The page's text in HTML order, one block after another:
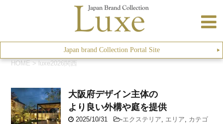
Japan brand Collection Portal Site ▶︎
HOME > luxe2026関西
大阪府デザイン主体の
より良い外構や庭を提供
2025/10/31 -エクステリア, エリア, カテゴ